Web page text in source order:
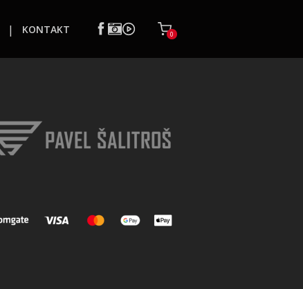
KONTAKT 0